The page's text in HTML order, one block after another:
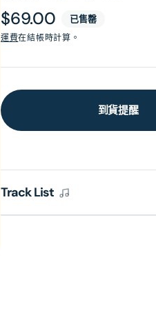
原
價
$69.00 已售罄
運費在結帳時計算。
到貨提醒
Track List